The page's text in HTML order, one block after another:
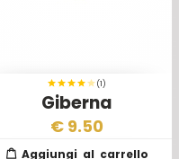
(1)
Giberna
Portacaricatori
Esercito Americano
€ 9.50